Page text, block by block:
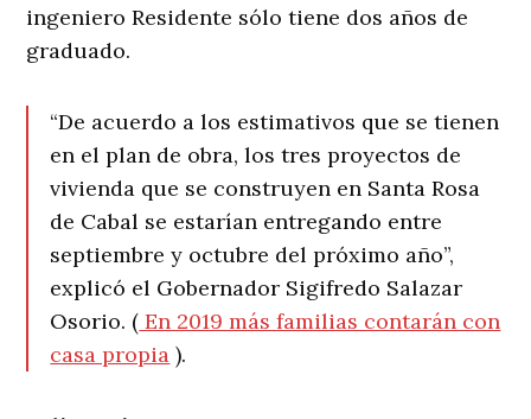
ingeniero Residente sólo tiene dos años de
graduado.
“De acuerdo a los estimativos que se tienen
en el plan de obra, los tres proyectos de
vivienda que se construyen en Santa Rosa
de Cabal se estarían entregando entre
septiembre y octubre del próximo año”,
explicó el Gobernador Sigifredo Salazar
Osorio. ( En 2019 más familias contarán con
casa propia ).